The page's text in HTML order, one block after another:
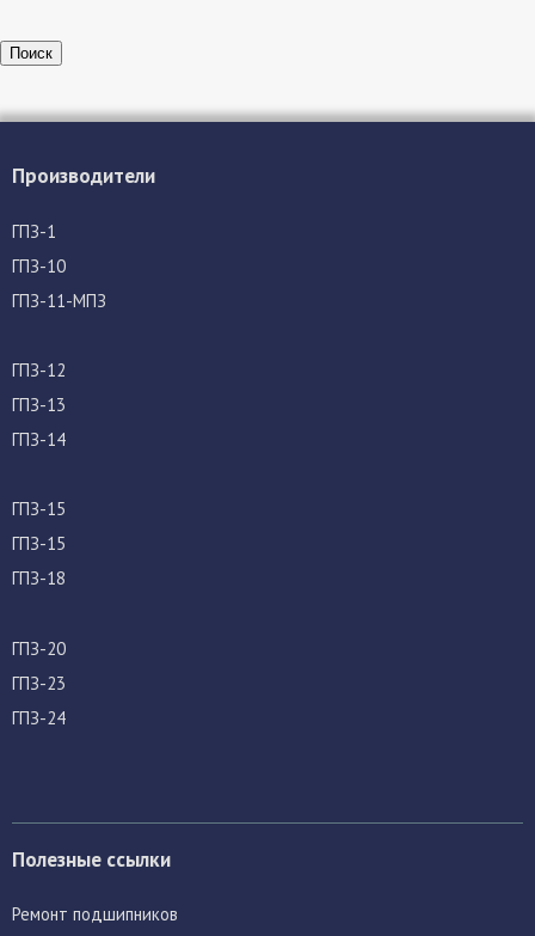
Поиск
Производители
ГПЗ-1
ГПЗ-10
ГПЗ-11-МПЗ
ГПЗ-12
ГПЗ-13
ГПЗ-14
ГПЗ-15
ГПЗ-15
ГПЗ-18
ГПЗ-20
ГПЗ-23
ГПЗ-24
Полезные ссылки
Ремонт подшипников